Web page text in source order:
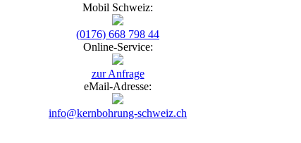
Mobil Schweiz:
(0176) 668 798 44
Online-Service:
zur Anfrage
eMail-Adresse:
info@kernbohrung-schweiz.ch